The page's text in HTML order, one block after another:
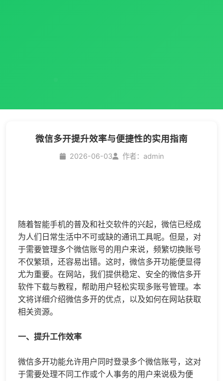
微信多开提升效率与便捷性的实用指南
2026-06-03 作者：admin
随着智能手机的普及和社交软件的兴起，微信已经成
为人们日常生活中不可或缺的通讯工具呢。但是，对
于需要管理多个微信账号的用户来说，频繁切换账号
不仅繁琐，还容易出错。这时， 微信多开功能便显得
尤为重要。在网站，我们提供稳定、安全的微信多开
软件下载与教程，帮助用户轻松实现多账号管理。本
文将详细介绍微信多开的优点，以及如何在网站获取
相关资源。
一、提升工作效率
微信多开功能允许用户同时登录多个微信账号，这对
于需要处理不同工作或个人事务的用户来说极为便